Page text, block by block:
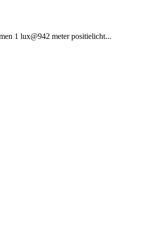
1 lux@942 meter positielicht...